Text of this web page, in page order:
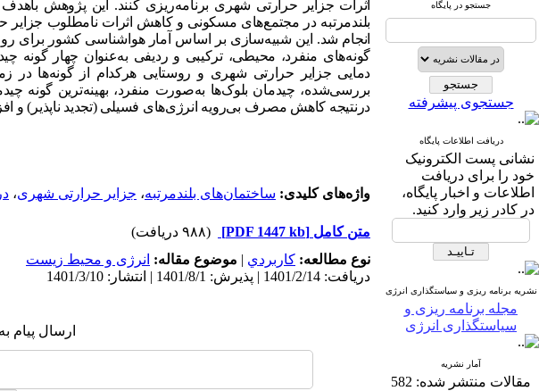
جستجو در پایگاه
جستجوی پیشرفته
دریافت اطلاعات پایگاه
نشانی پست الکترونیک
خود را برای دریافت
اطلاعات و اخبار پایگاه،
در کادر زیر وارد کنید.
نشریه برنامه ریزی و سیاستگذاری انرژی
مجله برنامه ریزی و
سیاستگذاری انرژی
آمار نشریه
مقالات منتشر شده: 582
اثرات جزایر حرارتی شهری برنامه‌ریزی کنند. این پژوهش
بلندمرتبه در مجتمع‌های مسکونی و کاهش اثرات نامطلوب جزایر
گونه‌های منفرد، محیطی، ترکیبی و ردیفی به‌عنوان چهار
دمایی جزایر حرارتی شهری و روستایی هرکدام از گونه‌ها در
بررسی‌شده، چیدمان بلوک‌ها به‌صورت منفرد، بهینه‌ترین گونه
درنتیجه کاهش مصرف بی‌رویه انرژی‌های فسیلی (تجدید ناپذیر) و
واژه‌های کلیدی: ساختمان‌های بلندمرتبه، جزایر حرارتی شهری،
متن کامل [PDF 1447 kb]
(۹۸۸ دریافت)
نوع مطالعه: كاربردي | موضوع مقاله: انرژی و محیط زیست
دریافت: 1401/2/14 | پذیرش: 1401/8/1 | انتشار: 1401/3/10
ارسال پیام